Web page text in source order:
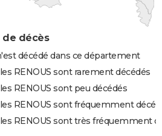
de décès
décédé dans ce département
RENOUS sont rarement décédés
RENOUS sont peu décédés
RENOUS sont fréquemment
RENOUS sont très fréquemment